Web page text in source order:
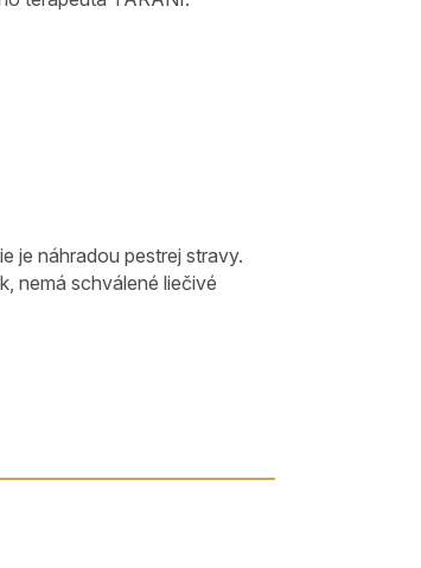
je náhradou pestrej stravy.
nemá schválené liečivé